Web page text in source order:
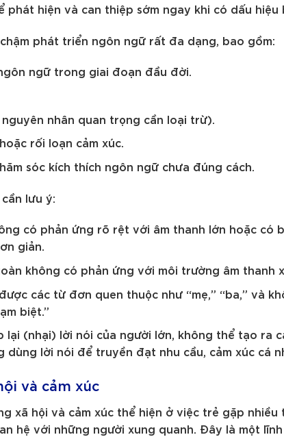
phát hiện và can thiệp sớm ngay khi có dấu hiệu
phát triển ngôn ngữ rất đa dạng, bao gồm:
ngữ trong giai đoạn đầu đời.
nhân quan trọng cần loại trừ).
rối loạn cảm xúc.
sóc kích thích ngôn ngữ chưa đúng cách.
lưu ý:
có phản ứng rõ rệt với âm thanh lớn hoặc có
giản.
không có phản ứng với môi trường âm thanh
các từ đơn quen thuộc như “mẹ,” “ba,” và
biệt.”
lại (nhại) lời nói của người lớn, không thể tạo ra
dùng lời nói để truyền đạt nhu cầu, cảm xúc cá
và cảm xúc
xã hội và cảm xúc thể hiện ở việc trẻ gặp
hệ với những người xung quanh. Đây là một